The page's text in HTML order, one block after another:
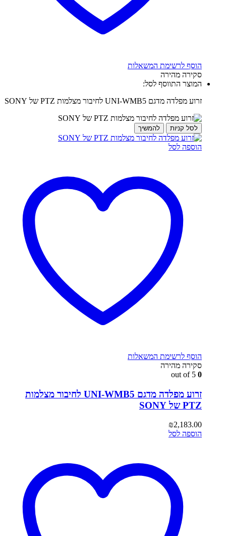
הוסף לרשימת המשאלות
סקירה מהירה
המוצר התווסף לסל:
זרוע מפלדה מדגם UNI-WMB5 לחיבור מצלמות PTZ של SONY
לסל קניות להמשיך
הוספה לסל
הוסף לרשימת המשאלות
סקירה מהירה
0
זרוע מפלדה מדגם UNI-WMB5 לחיבור מצלמות
PTZ של SONY
₪2,183.00
הוספה לסל